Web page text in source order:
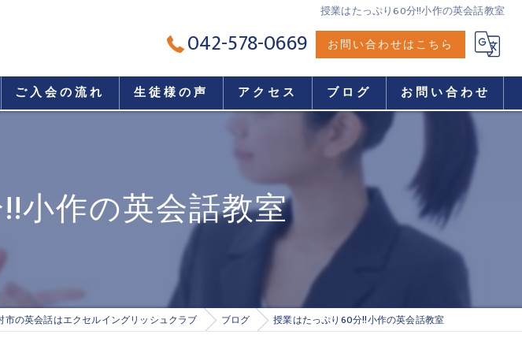
授業はたっぷり60分!!小作の英会話教室
042-578-0669 お問い合わせはこちら
ご入会の流れ 生徒様の声 アクセス ブログ お問い合わせ
小作の英会話教室
市の英会話はエクセルイングリッシュクラブ ブログ 授業はたっぷり60分!!小作の英会話教室